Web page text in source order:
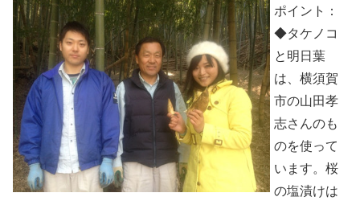
ポイント：
◆タケノコ
と明日葉
は、横須賀
市の山田孝
志さんのも
のを使って
います。桜
の塩漬けは